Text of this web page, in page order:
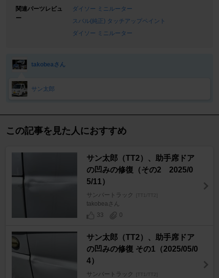
関連パーツレビュ
ー
ダイソー ミニルーター
スバル(純正) タッチアップペイント
ダイソー ミニルーター
takobeaさん
サン太郎
この記事を見た人におすすめ
サン太郎（TT2）、助手席ドア
の凹みの修復（その2 2025/0
5/11）
サンバートラック [TT1/TT2]
takobeaさん
33
0
サン太郎（TT2）、助手席ドア
の凹みの修復 その1（2025/05/0
4）
サンバートラック [TT1/TT2]